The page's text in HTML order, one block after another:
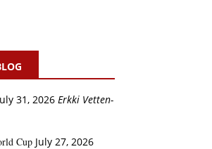
31, 2026 Erkki Vetten­­
Cup July 27, 2026